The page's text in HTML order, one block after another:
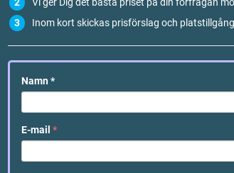
Vi ger Dig det bästa priset på din förfrågan
Inom kort skickas prisförslag och
Namn*
E-mail*